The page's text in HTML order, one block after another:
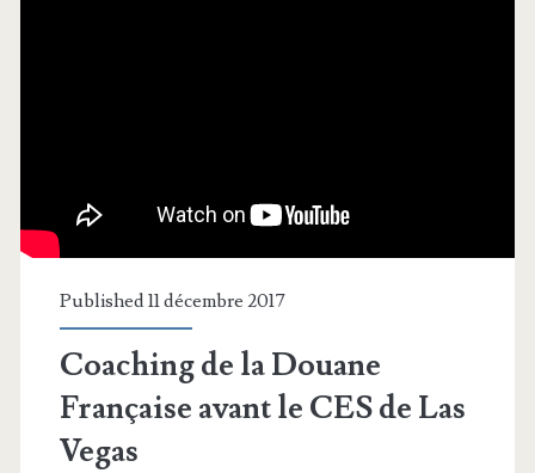
Published 11 décembre 2017
Coaching de la Douane
Française avant le CES de Las
Vegas